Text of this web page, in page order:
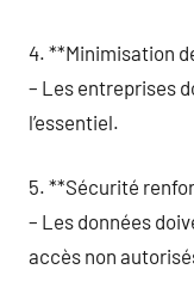
4. **Minimisation
– Les entreprises
l’essentiel.
5. **Sécurité
– Les données
accès non